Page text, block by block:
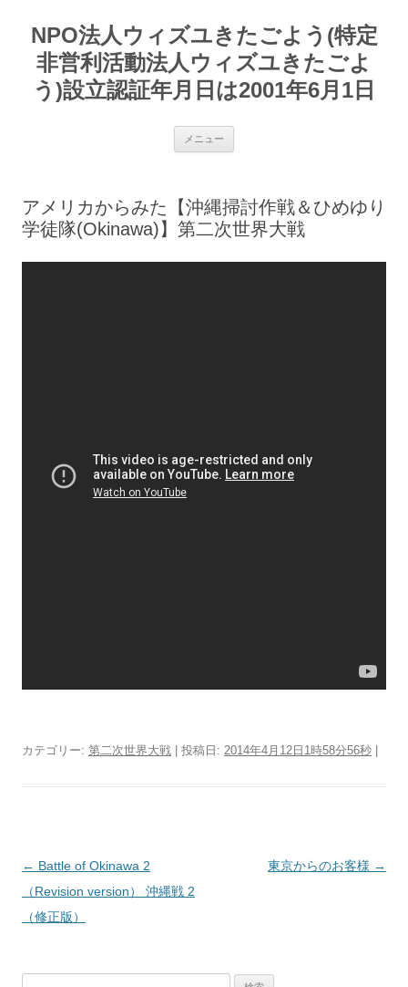
テ
ンNPO法人ウィズユきたごよう(特定
非営利活動法人ウィズユきたごよ
う)設立認証年月日は2001年6月1日
メニュー
アメリカからみた【沖縄掃討作戦＆ひめゆり
学徒隊(Okinawa)】第二次世界大戦
カテゴリー: 第二次世界大戦 | 投稿日: 2014年4月12日1時58分56秒
投
稿
ナ
← Battle of Okinawa 2
（Revision version） 沖縄戦 2
（修正版）
東京からのお客様 →